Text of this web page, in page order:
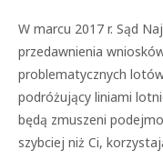
W marcu 2017 r. Sąd
przedawnienia
problematycznych
podróżujący liniami
będą zmuszeni
szybciej niż Ci,